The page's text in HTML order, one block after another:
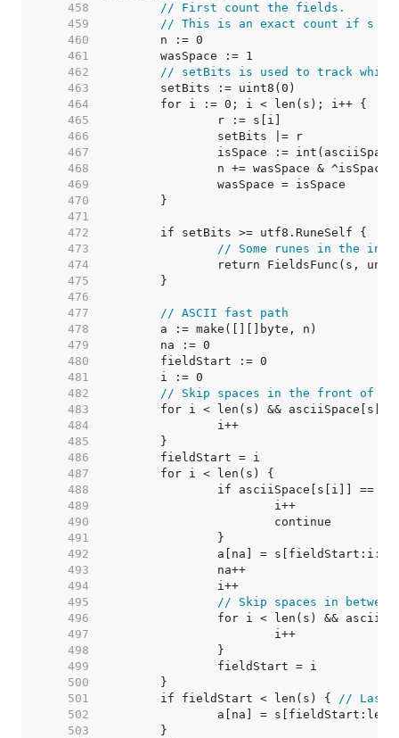
   458
// First count the fields.
   459
// This is an exact count if s is
   460
   461
   462
// setBits is used to track
   463
   464
   465
   466
   467
   468
   469
   470
   471
   472
   473
// Some runes in the
   474
   475
   476
   477
// ASCII fast path
   478
   479
   480
   481
   482
// Skip spaces in the front of
   483
   484
   485
   486
   487
   488
   489
   490
   491
   492
   493
   494
   495
// Skip spaces in
   496
   497
   498
   499
   500
   501
	if fieldStart < len(s) {
// Last
   502
   503